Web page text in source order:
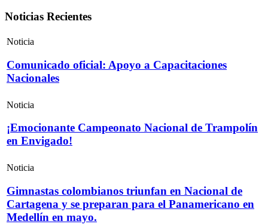
Noticias Recientes
Noticia
Comunicado oficial: Apoyo a Capacitaciones
Nacionales
Noticia
¡Emocionante Campeonato Nacional de Trampolín
en Envigado!
Noticia
Gimnastas colombianos triunfan en Nacional de
Cartagena y se preparan para el Panamericano en
Medellín en mayo.